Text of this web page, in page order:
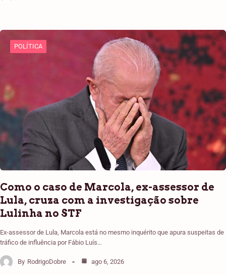
POLÍTICA
Como o caso de Marcola, ex-assessor de
Lula, cruza com a investigação sobre
Lulinha no STF
Ex-assessor de Lula, Marcola está no mesmo inquérito que apura suspeitas de
tráfico de influência por Fábio Luís…
By RodrigoDobre ago 6, 2026